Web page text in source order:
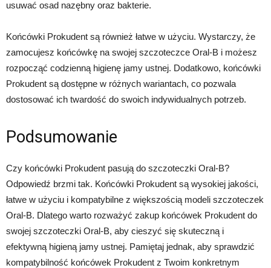
usuwać osad nazębny oraz bakterie.
Końcówki Prokudent są również łatwe w użyciu. Wystarczy, że
zamocujesz końcówkę na swojej szczoteczce Oral-B i możesz
rozpocząć codzienną higienę jamy ustnej. Dodatkowo, końcówki
Prokudent są dostępne w różnych wariantach, co pozwala
dostosować ich twardość do swoich indywidualnych potrzeb.
Podsumowanie
Czy końcówki Prokudent pasują do szczoteczki Oral-B?
Odpowiedź brzmi tak. Końcówki Prokudent są wysokiej jakości,
łatwe w użyciu i kompatybilne z większością modeli szczoteczek
Oral-B. Dlatego warto rozważyć zakup końcówek Prokudent do
swojej szczoteczki Oral-B, aby cieszyć się skuteczną i
efektywną higieną jamy ustnej. Pamiętaj jednak, aby sprawdzić
kompatybilność końcówek Prokudent z Twoim konkretnym